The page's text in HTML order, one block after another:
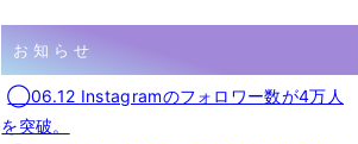
お知らせ
◯06.12 Instagramのフォロワー数が4万人
を突破。